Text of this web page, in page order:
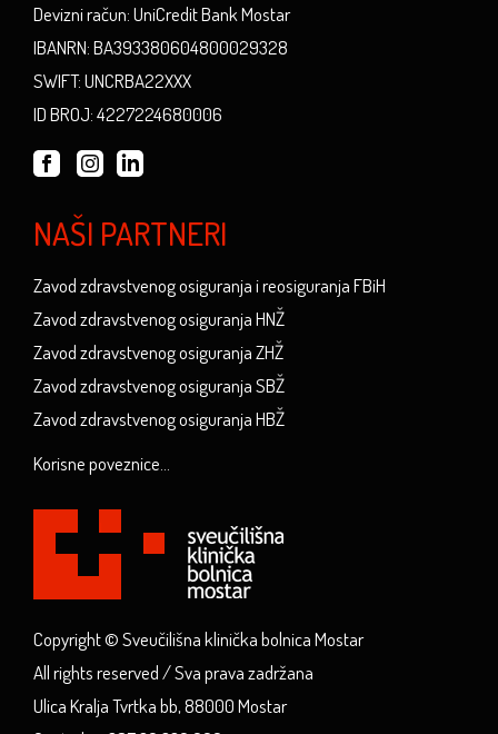
Devizni račun: UniCredit Bank Mostar
IBANRN: BA393380604800029328
SWIFT: UNCRBA22XXX
ID BROJ: 4227224680006
NAŠI PARTNERI
Zavod zdravstvenog osiguranja i reosiguranja FBiH
Zavod zdravstvenog osiguranja HNŽ
Zavod zdravstvenog osiguranja ZHŽ
Zavod zdravstvenog osiguranja SBŽ
Zavod zdravstvenog osiguranja HBŽ
Korisne poveznice...
Copyright © Sveučilišna klinička bolnica Mostar
All rights reserved / Sva prava zadržana
Ulica Kralja Tvrtka bb, 88000 Mostar